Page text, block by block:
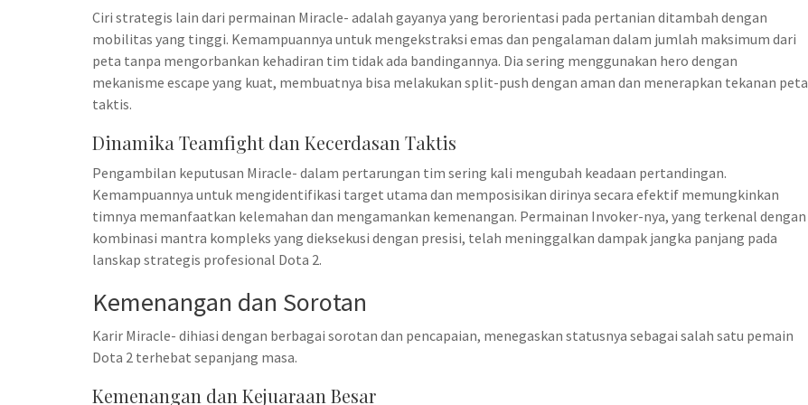
Ciri strategis lain dari permainan Miracle- adalah gayanya yang berorientasi pada pertanian ditambah dengan
mobilitas yang tinggi. Kemampuannya untuk mengekstraksi emas dan pengalaman dalam jumlah maksimum dari
peta tanpa mengorbankan kehadiran tim tidak ada bandingannya. Dia sering menggunakan hero dengan
mekanisme escape yang kuat, membuatnya bisa melakukan split-push dengan aman dan menerapkan tekanan peta
taktis.
Dinamika Teamfight dan Kecerdasan Taktis
Pengambilan keputusan Miracle- dalam pertarungan tim sering kali mengubah keadaan pertandingan.
Kemampuannya untuk mengidentifikasi target utama dan memposisikan dirinya secara efektif memungkinkan
timnya memanfaatkan kelemahan dan mengamankan kemenangan. Permainan Invoker-nya, yang terkenal dengan
kombinasi mantra kompleks yang dieksekusi dengan presisi, telah meninggalkan dampak jangka panjang pada
lanskap strategis profesional Dota 2.
Kemenangan dan Sorotan
Karir Miracle- dihiasi dengan berbagai sorotan dan pencapaian, menegaskan statusnya sebagai salah satu pemain
Dota 2 terhebat sepanjang masa.
Kemenangan dan Kejuaraan Besar